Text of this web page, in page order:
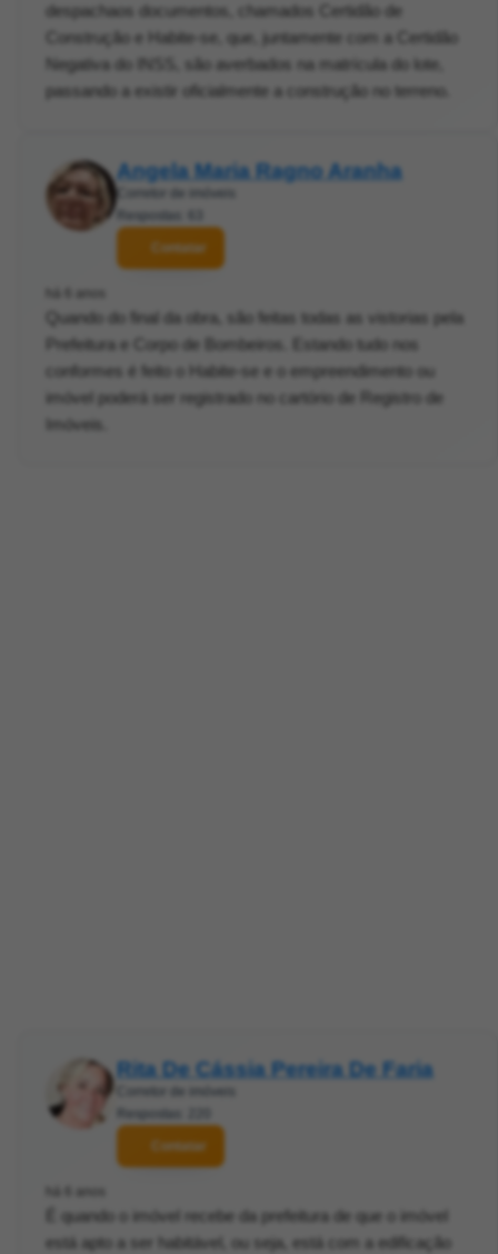
despachaos documentos, chamados Certidão de
Construção e Habite-se, que, juntamente com a Certidão
Negativa do INSS, são averbados na matrícula do lote,
passando a existir oficialmente a construção no terreno.
Angela Maria Ragno Aranha
Contatar
Quando do final da obra, são feitas todas as vistorias pela
Prefeitura e Corpo de Bombeiros. Estando tudo nos
conformes é feito o Habite-se e o empreendimento ou
imóvel poderá ser registrado no cartório de Registro de
Imóveis.
Rita De Cássia Pereira De Faria
Contatar
É quando o imóvel recebe da prefeitura de que o imóvel
está apto a ser habitável, ou seja, está com a edificação